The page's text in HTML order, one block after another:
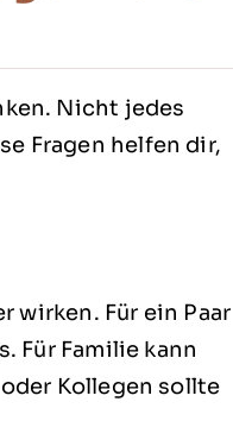
Nicht jedes
Fragen helfen dir,
wirken. Für ein Paar
Für Familie kann
Kollegen sollte